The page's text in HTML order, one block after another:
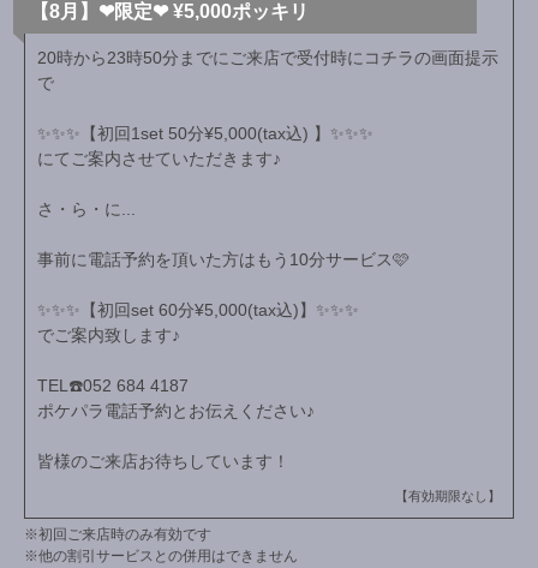
【8月】❤︎限定❤︎ ¥5,000ポッキリ
20時から23時50分までにご来店で受付時にコチラの画面提示
で
✨✨✨【初回1set 50分¥5,000(tax込) 】✨✨✨
にてご案内させていただきます♪
さ・ら・に...
事前に電話予約を頂いた方はもう10分サービス🩷
✨✨✨【初回set 60分¥5,000(tax込)】✨✨✨
でご案内致します♪
TEL☎️052 684 4187
ポケパラ電話予約とお伝えください♪
皆様のご来店お待ちしています！
【有効期限なし】
※初回ご来店時のみ有効です
※他の割引サービスとの併用はできません